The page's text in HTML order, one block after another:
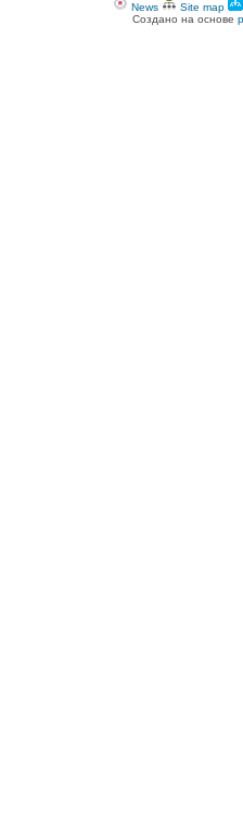
News Site map
Создано на основе